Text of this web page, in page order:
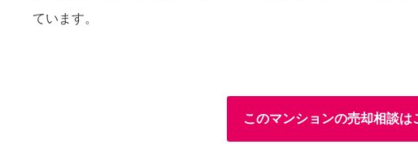
ています。
このマンションの売却相談は